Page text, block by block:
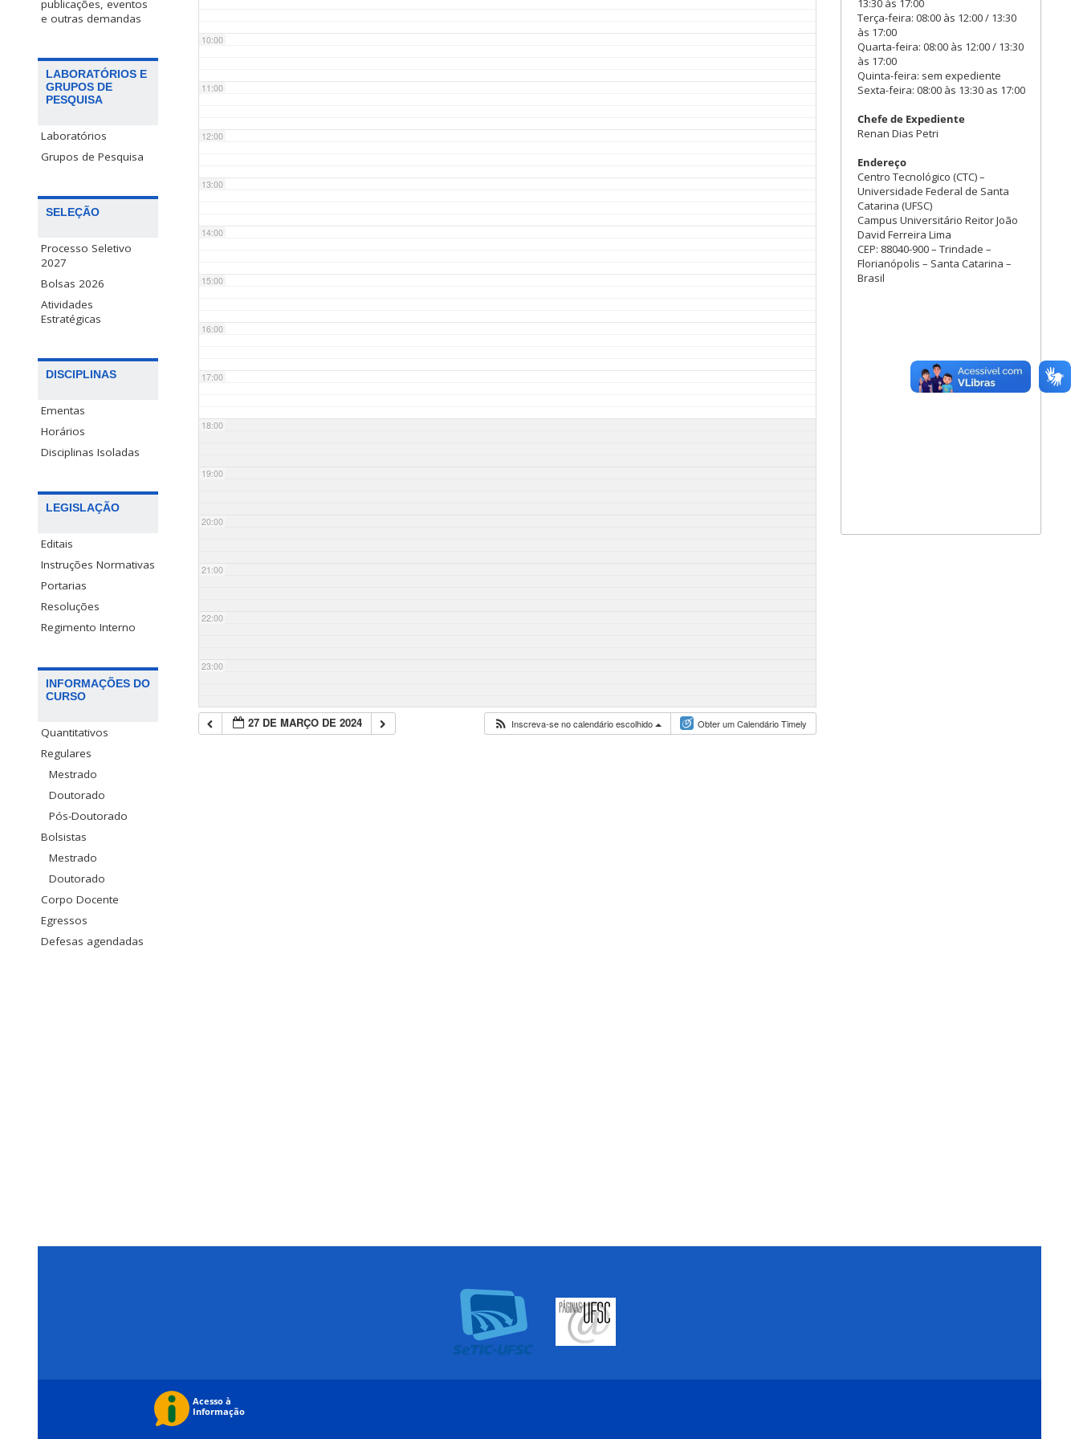
publicações, eventos
e outras demandas
LABORATÓRIOS E
GRUPOS DE
PESQUISA
Laboratórios
Grupos de Pesquisa
SELEÇÃO
Processo Seletivo
2027
Bolsas 2026
Atividades
Estratégicas
DISCIPLINAS
Ementas
Horários
Disciplinas Isoladas
LEGISLAÇÃO
Editais
Instruções Normativas
Portarias
Resoluções
Regimento Interno
INFORMAÇÕES DO
CURSO
Quantitativos
Regulares
Mestrado
Doutorado
Pós-Doutorado
Bolsistas
Mestrado
Doutorado
Corpo Docente
Egressos
Defesas agendadas
10:00
11:00
12:00
13:00
14:00
15:00
16:00
17:00
18:00
19:00
20:00
21:00
22:00
23:00
27 DE MARÇO DE 2024 Inscreva-se no calendário escolhido Obter um Calendário Timely
13:30 às 17:00
Terça-feira: 08:00 às 12:00 / 13:30
às 17:00
Quarta-feira: 08:00 às 12:00 / 13:30
às 17:00
Quinta-feira: sem expediente
Sexta-feira: 08:00 às 13:30 as 17:00
Chefe de Expediente
Renan Dias Petri
Endereço
Centro Tecnológico (CTC) –
Universidade Federal de Santa
Catarina (UFSC)
Campus Universitário Reitor João
David Ferreira Lima
CEP: 88040-900 – Trindade –
Florianópolis – Santa Catarina –
Brasil